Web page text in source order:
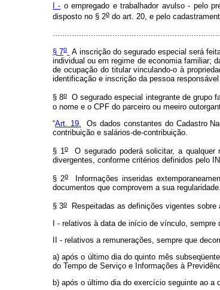
I - o empregado e trabalhador avulso - pelo
disposto no § 2o do art. 20, e pelo
§ 7o
A inscrição do segurado especial será
individual ou em regime de economia familiar;
de ocupação do titular vinculando-o à
identificação e inscrição da pessoa
§ 8o
O segurado especial integrante de grupo
o nome e o CPF do parceiro ou meeiro
“Art. 19.
Os dados constantes do Cadastro
contribuição e salários-de-contribuição.
§ 1oO segurado poderá solicitar, a qualquer
divergentes, conforme critérios definidos pelo
§ 2oInformações inseridas
documentos que comprovem a sua regularidade.
§ 3o
Respeitadas as definições vigentes
I - relativos à data de início de vínculo, sempre
II - relativos a remunerações, sempre que
a) após o último dia do quinto mês
do Tempo de Serviço e Informações à
b) após o último dia do exercício seguinte ao a